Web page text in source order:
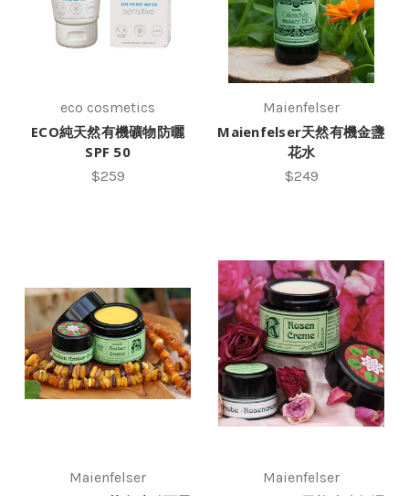
eco cosmetics
ECO純天然有機礦物防曬
SPF 50
$259
Maienfelser
Maienfelser天然有機金盞
花水
$249
Maienfelser Maienfelser